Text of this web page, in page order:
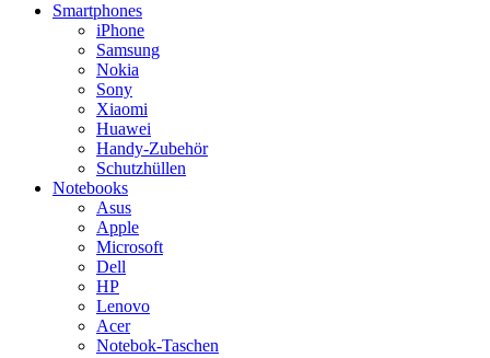
Smartphones
iPhone
Samsung
Nokia
Sony
Xiaomi
Huawei
Handy-Zubehör
Schutzhüllen
Notebooks
Asus
Apple
Microsoft
Dell
HP
Lenovo
Acer
Notebok-Taschen